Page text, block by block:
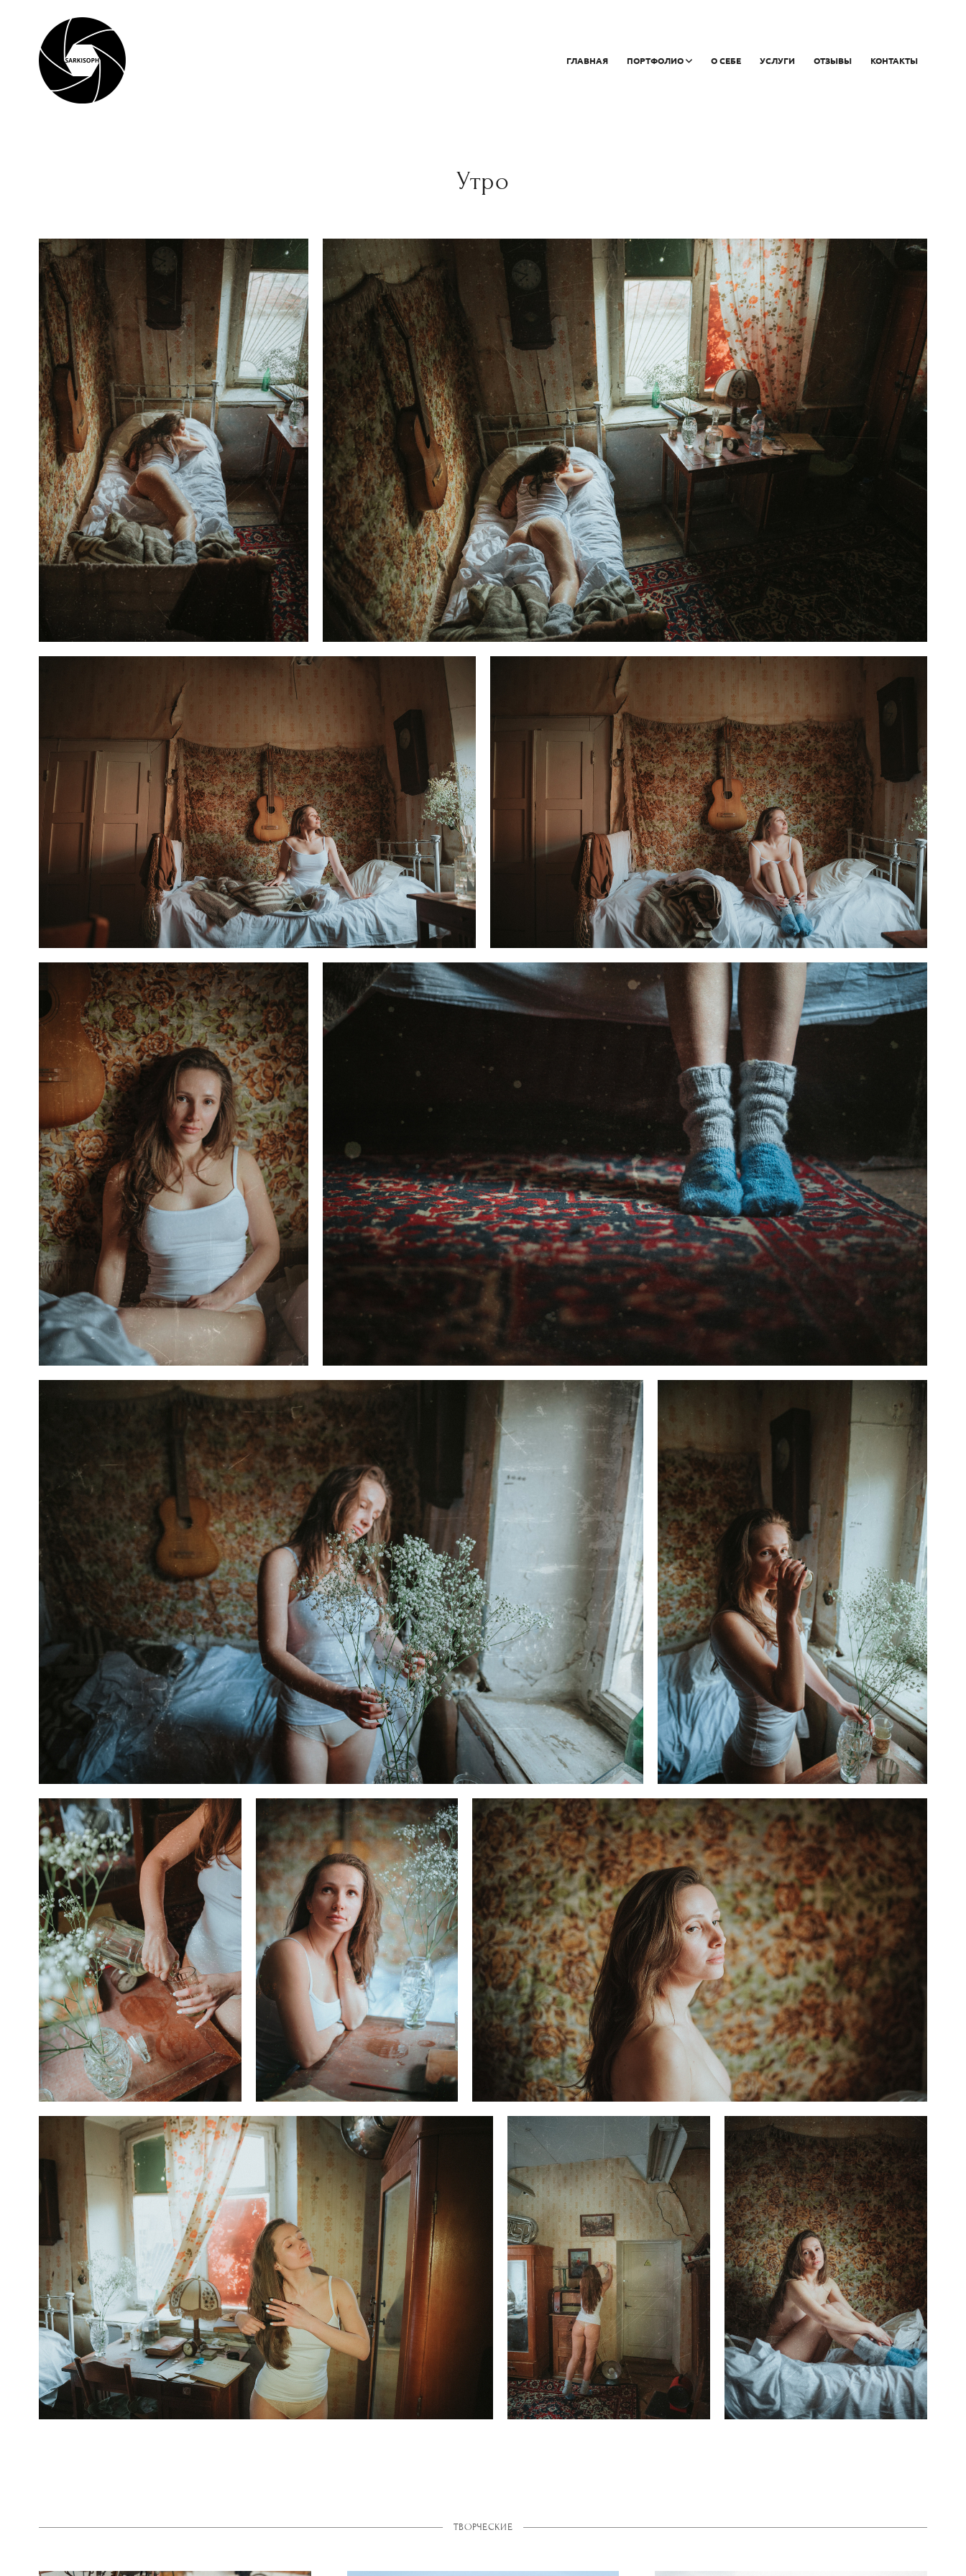
ГЛАВНАЯ ПОРТФОЛИО О СЕБЕ УСЛУГИ ОТЗЫВЫ КОНТАКТЫ
Утро
ТВОРЧЕСКИЕ